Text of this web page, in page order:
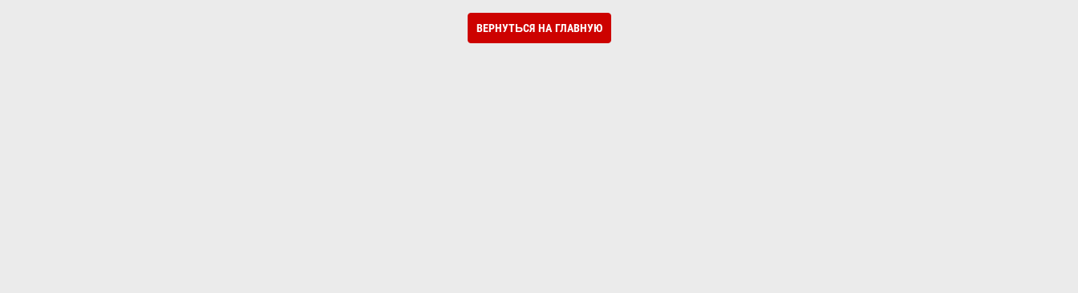
ВЕРНУТЬСЯ НА ГЛАВНУЮ